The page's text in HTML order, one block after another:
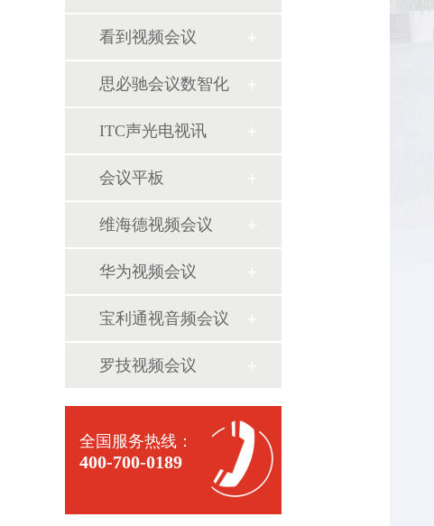
看到视频会议
思必驰会议数智化
ITC声光电视讯
会议平板
维海德视频会议
华为视频会议
宝利通视音频会议
罗技视频会议
全国服务热线：
400-700-0189